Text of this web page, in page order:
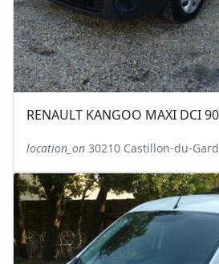
location_on 30210 Castillon-du-Gard